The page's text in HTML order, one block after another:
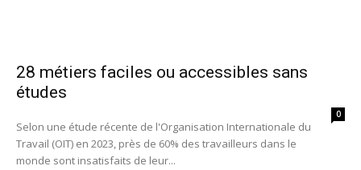
28 métiers faciles ou accessibles sans
études
0
Selon une étude récente de l'Organisation Internationale du
Travail (OIT) en 2023, près de 60% des travailleurs dans le
monde sont insatisfaits de leur...